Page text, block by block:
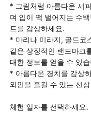
* 그림처럼 아름다운 서
며 입이 떡 벌어지는 수
트를 감상하세요.
* 마리나 미라지, 골드코
같은 상징적인 랜드마크
대한 정보를 얻을 수 있
* 아름다운 경치를 감상
와인을 즐길 수 있는 선
체험 일자를 선택하세요.